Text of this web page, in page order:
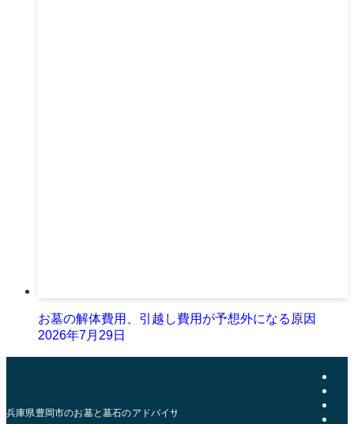
お墓の解体費用、引越し費用が予想外になる原因
2026年7月29日
兵庫県豊岡市のお墓と墓石のアドバイザー | おおきた石材店